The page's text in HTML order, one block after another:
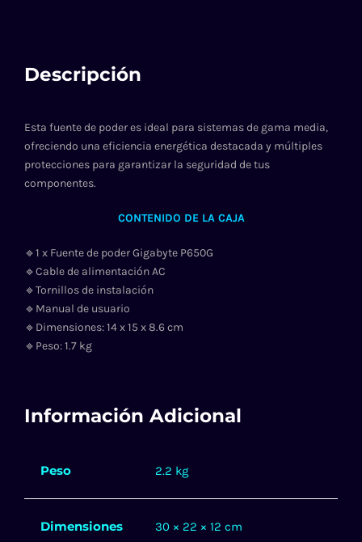
Descripción
Esta fuente de poder es ideal para sistemas de gama media,
ofreciendo una eficiencia energética destacada y múltiples
protecciones para garantizar la seguridad de tus
componentes.
CONTENIDO DE LA CAJA
🔹1 x Fuente de poder Gigabyte P650G
🔹Cable de alimentación AC
🔹Tornillos de instalación
🔹Manual de usuario
🔹Dimensiones: 14 x 15 x 8.6 cm
🔹Peso: 1.7 kg
Información Adicional
Peso 2.2 kg
Dimensiones 30 × 22 × 12 cm